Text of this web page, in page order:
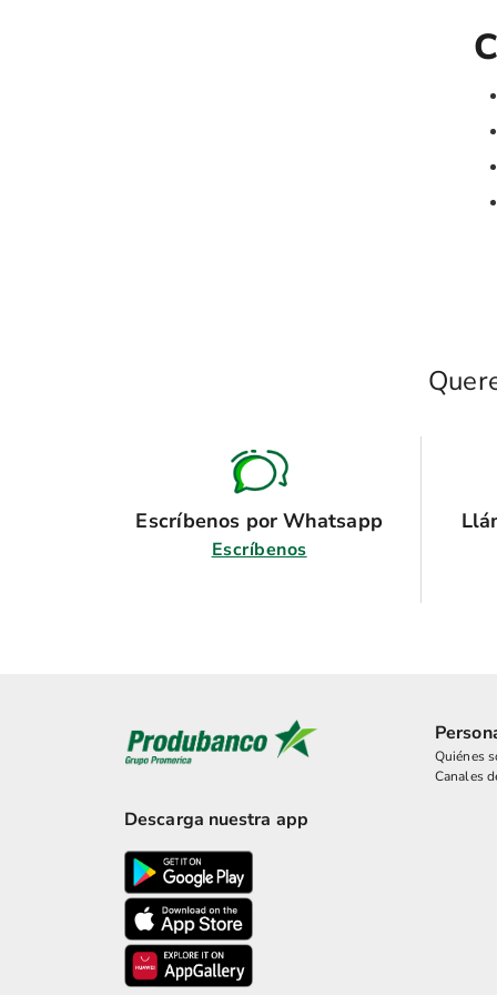
Escríbenos por Whatsapp
Escríbenos
Descarga nuestra app
Quiénes
Canales